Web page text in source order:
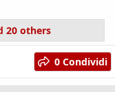
20 others
0 Condividi